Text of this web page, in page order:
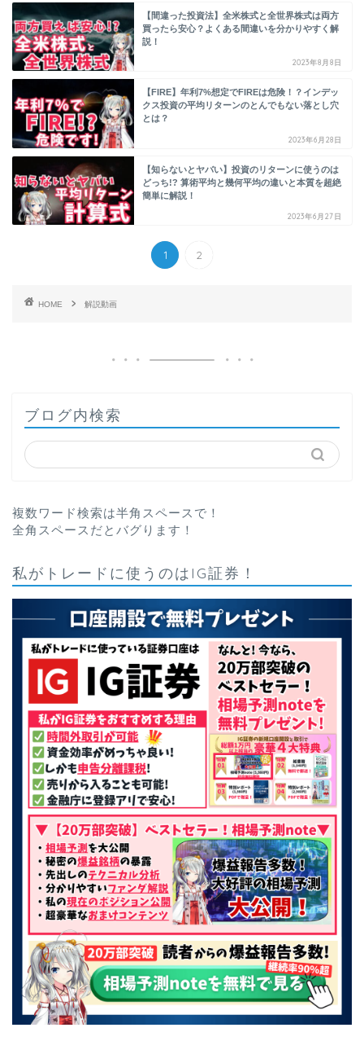
【間違った投資法】全米株式と全世界株式は両方
買ったら安心？よくある間違いを分かりやすく解
説！
2023年8月8日
【FIRE】年利7%想定でFIREは危険！？インデッ
クス投資の平均リターンのとんでもない落とし穴
とは？
2023年6月28日
【知らないとヤバい】投資のリターンに使うのは
どっち!? 算術平均と幾何平均の違いと本質を超絶
簡単に解説！
2023年6月27日
1 2
HOME 解説動画
ブログ内検索
複数ワード検索は半角スペースで！
全角スペースだとバグります！
私がトレードに使うのはIG証券！